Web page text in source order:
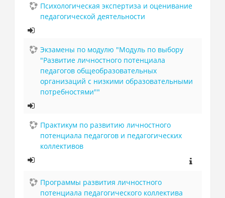
Психологическая экспертиза и оценивание
педагогической деятельности
Экзамены по модулю "Модуль по выбору
"Развитие личностного потенциала
педагогов общеобразовательных
организаций с низкими образовательными
потребностями""
Практикум по развитию личностного
потенциала педагогов и педагогических
коллективов
Программы развития личностного
потенциала педагогического коллектива